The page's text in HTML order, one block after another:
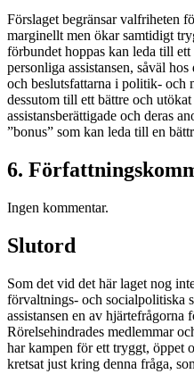
Förslaget begränsar valfriheten
marginellt men ökar samtidigt
förbundet hoppas kan leda till
personliga assistansen, såväl
och beslutsfattarna i politik- och
dessutom till ett bättre och utökat
assistansberättigade och deras
”bonus” som kan leda till en
6.
Ingen kommentar.
Slutord
Som det vid det här laget nog
förvaltnings- och socialpolitiska
assistansen en av hjärtefrågorna
Rörelsehindrades medlemmar
har kampen för ett tryggt, öppet
kretsat just kring denna fråga,